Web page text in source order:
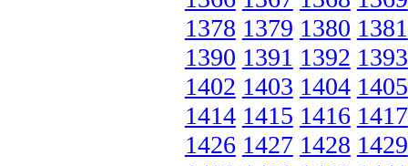
1378 1379 1380 1381
1390 1391 1392 1393
1402 1403 1404 1405
1414 1415 1416 1417
1426 1427 1428 1429